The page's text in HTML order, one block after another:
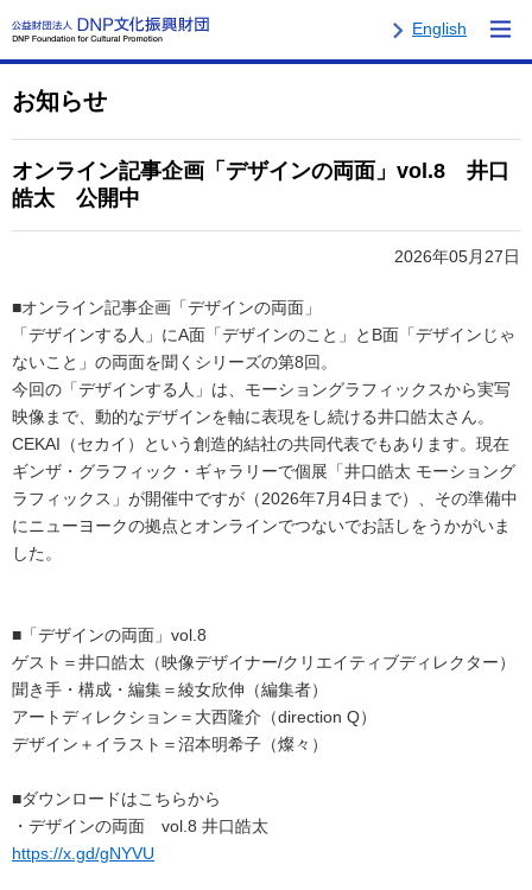
English
お知らせ
オンライン記事企画「デザインの両面」vol.8 井口
皓太 公開中
2026年05月27日
■オンライン記事企画「デザインの両面」
「デザインする人」にA面「デザインのこと」とB面「デザインじゃ
ないこと」の両面を聞くシリーズの第8回。
今回の「デザインする人」は、モーショングラフィックスから実写
映像まで、動的なデザインを軸に表現をし続ける井口皓太さん。
CEKAI（セカイ）という創造的結社の共同代表でもあります。現在
ギンザ・グラフィック・ギャラリーで個展「井口皓太 モーショング
ラフィックス」が開催中ですが（2026年7月4日まで）、その準備中
にニューヨークの拠点とオンラインでつないでお話しをうかがいま
した。
■「デザインの両面」vol.8
ゲスト＝井口皓太（映像デザイナー/クリエイティブディレクター）
聞き手・構成・編集＝綾女欣伸（編集者）
アートディレクション＝大西隆介（direction Q）
デザイン＋イラスト＝沼本明希子（燦々）
■ダウンロードはこちらから
・デザインの両面 vol.8 井口皓太
https://x.gd/gNYVU